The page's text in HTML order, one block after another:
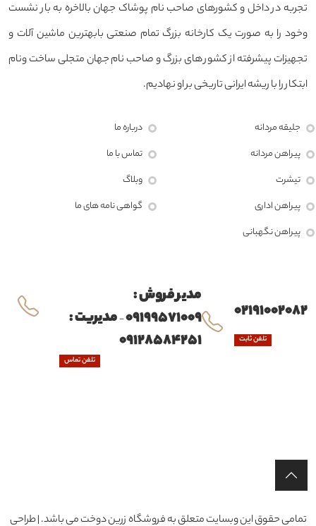
جلیقه مردانه
پیراهن مردانه
تیشرت
پیراهن اداری
پیراهن نگهبانی
درباره ما
تماس با ما
وبلاگ
گواهی نامه های ما
تجربه در داخل و کشورهای صاحب نام پوشاک جهان بالاخره به بار نشست
وخود را به صورت یک کارخانه بزرگ تمام صنعتی بابهترین ماشین آلات و
تجهیزات پیشرفته از کشور های بزرگ و صاحب نام جهان متجلی ساخت ونام
ابتکار را با ریشه ایرانی تاریخی بر او نهادیم.
02191002082
تلفن ثابت
مدیر فروش :
09199571009
-مدیریت :
09128584251
تلفن تماس
تمامی حقوق این وبسایت متعلق به فروشگاه زرین دوخت می باشد. | طراحی